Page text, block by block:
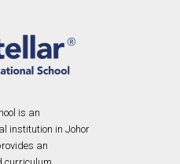
is an
institution in Johor
an